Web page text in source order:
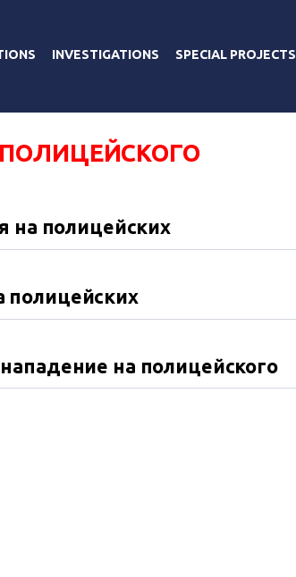
INVESTIGATIONS SPECIAL PROJECTS
на полицейских
полицейских
на полицейского